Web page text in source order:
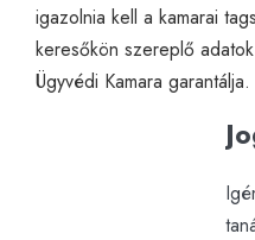
igazolnia kell a kamarai
keresőkön szereplő
Ügyvédi Kamara garantálja.